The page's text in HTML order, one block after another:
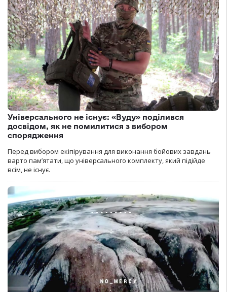
Універсального не існує: «Вуду» поділився
досвідом, як не помилитися з вибором
спорядження
Перед вибором екіпірування для виконання бойових завдань
варто пам’ятати, що універсального комплекту, який підійде
всім, не існує.